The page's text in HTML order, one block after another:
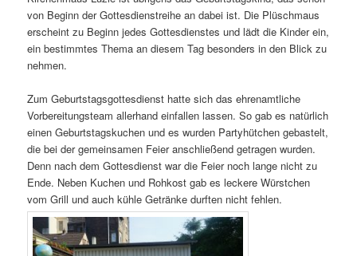
von Beginn der Gottesdienstreihe an dabei ist. Die Plüschmaus
erscheint zu Beginn jedes Gottesdienstes und lädt die Kinder ein,
ein bestimmtes Thema an diesem Tag besonders in den Blick zu
nehmen.
Zum Geburtstagsgottesdienst hatte sich das ehrenamtliche
Vorbereitungsteam allerhand einfallen lassen. So gab es natürlich
einen Geburtstagskuchen und es wurden Partyhütchen gebastelt,
die bei der gemeinsamen Feier anschließend getragen wurden.
Denn nach dem Gottesdienst war die Feier noch lange nicht zu
Ende. Neben Kuchen und Rohkost gab es leckere Würstchen
vom Grill und auch kühle Getränke durften nicht fehlen.